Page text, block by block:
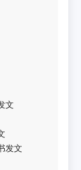
文
发文